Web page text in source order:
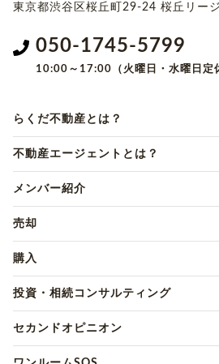
東京都渋谷区桜丘町29-24 桜丘リー
050-1745-5799
10:00～17:00（火曜日・水曜日定
らくだ不動産とは？
不動産エージェントとは？
メンバー紹介
売却
購入
投資・相続コンサルティング
セカンドオピニオン